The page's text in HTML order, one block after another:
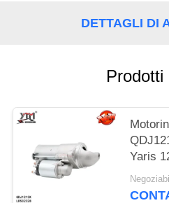
POLITICADETTAGLI DI
Prodotti
Yaris